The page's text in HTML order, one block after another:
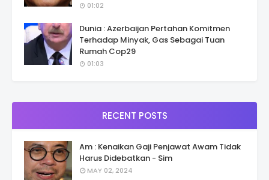
01:02
Dunia : Azerbaijan Pertahan Komitmen
Terhadap Minyak, Gas Sebagai Tuan
Rumah Cop29
01:03
RECENT POSTS
Am : Kenaikan Gaji Penjawat Awam Tidak
Harus Didebatkan - Sim
MAY 02, 2024